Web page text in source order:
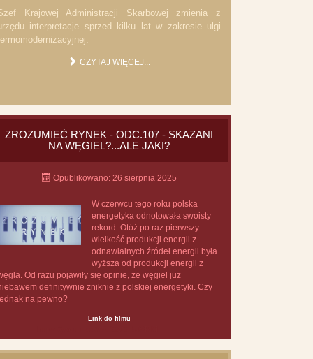
Krajowej Administracji Skarbowej zmienia z
interpretacje sprzed kilku lat w zakresie ulgi
CZYTAJ WIĘCEJ...
ZROZUMIEĆ RYNEK - ODC.107 - SKAZANI
NA WĘGIEL?...ALE JAKI?
Opublikowano: 26 sierpnia 2025
W czerwcu tego roku polska
energetyka odnotowała swoisty
rekord. Otóż po raz pierwszy
wielkość produkcji energii z
odnawialnych źródeł energii była
wyższa od produkcji energii z
Od razu pojawiły się opinie, że węgiel już
definitywnie zniknie z polskiej energetyki. Czy
na pewno?
Link do filmu